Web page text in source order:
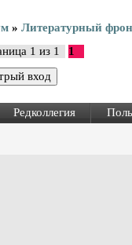
» Литературный
1 из 1 1
Редколлегия